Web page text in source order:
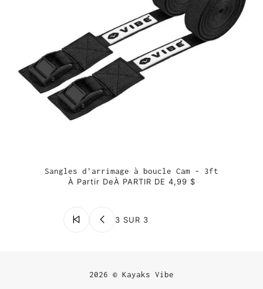
Sangles d'arrimage à boucle Cam - 3ft
À Partir DeÀ PARTIR DE 4,99 $
3 SUR 3
2026 © Kayaks Vibe